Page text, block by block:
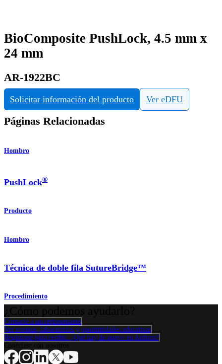
BioComposite PushLock, 4.5 mm x
24 mm
AR-1922BC
Solicitar información del producto Ver eDFU
Páginas Relacionadas
Hombro
PushLock®
Producto
Hombro
Técnica de doble fila SutureBridge™
Procedimiento
Contacte a un representante
Ver eventos, laboratorios y oportunidades educativas
Regístrese para recibir: ¿Qué hay de nuevo en Arthrex?